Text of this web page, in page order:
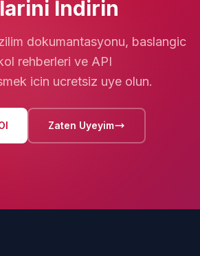
Indirin
dokumantasyonu, baslangic
rehberleri ve API
icin ucretsiz uye olun.
Zaten Uyeyim